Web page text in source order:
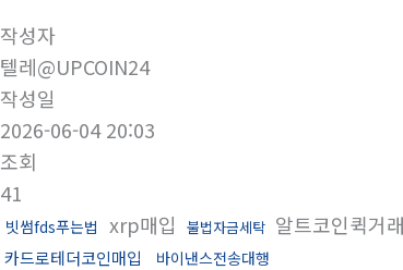
작성자
텔레@UPCOIN24
작성일
2026-06-04 20:03
조회
41
빗썸fds푸는법 xrp매입 불법자금세탁 알트코인퀵거래
카드로테더코인매입 바이낸스전송대행